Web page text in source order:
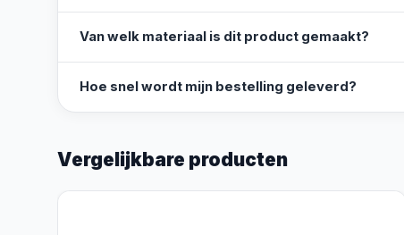
Van welk materiaal is dit product gemaakt?
Hoe snel wordt mijn bestelling geleverd?
Vergelijkbare producten